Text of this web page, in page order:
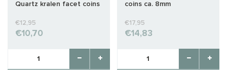
Quartz kralen facet coins
€12,95
€10,70
coins ca. 8mm
€17,95
€14,83